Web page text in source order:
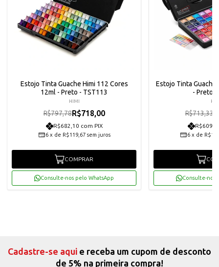
Estojo Tinta Guache Himi 112 Cores
12ml - Preto - TST113
HIMI
R$797,78R$718,00
R$682,10 com PIX
6 x de R$119,67 sem juros
COMPRAR
Consulte-nos pelo WhatsApp
Estojo Tinta Guache
- Preto -
R$713,33
6 x de
Consulte-nos
Cadastre-se aqui e receba um cupom de desconto
de 5% na primeira compra!